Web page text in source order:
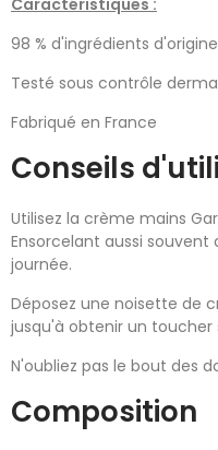
Caractéristiques :
98 % d'ingrédients
Testé sous contrôle
Fabriqué en France
Conseils
Utilisez la crème mains
Ensorcelant aussi souvent
journée.
Déposez une noisette de
jusqu'à obtenir un toucher
N'oubliez pas le bout des
Composition